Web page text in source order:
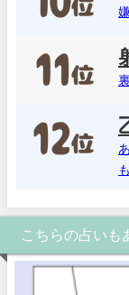
こちらの占いも